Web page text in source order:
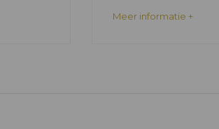
Meer informatie +